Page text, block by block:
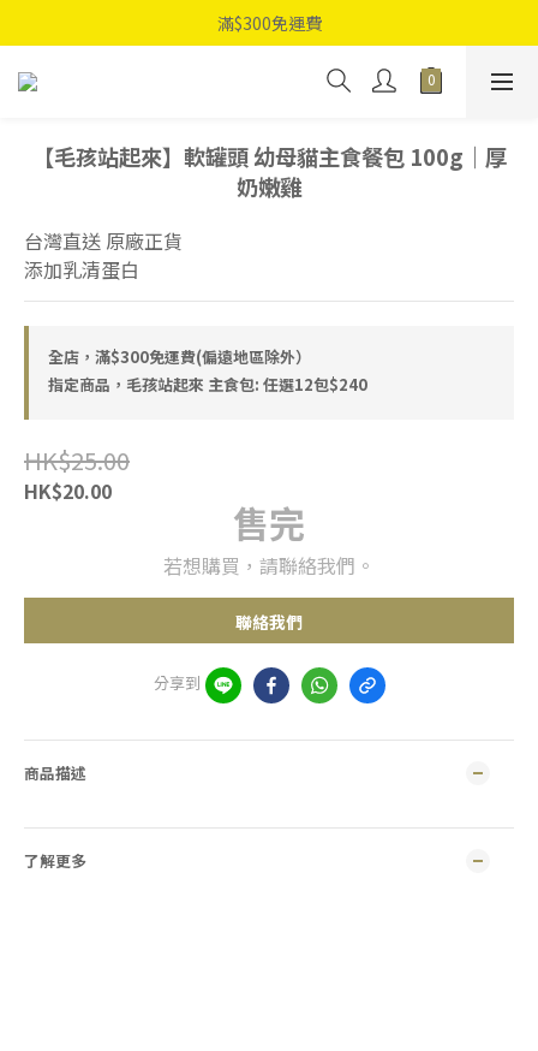
滿$300免運費
【毛孩站起來】軟罐頭 幼母貓主食餐包 100g｜厚
奶嫩雞
台灣直送 原廠正貨
添加乳清蛋白
全店，滿$300免運費(偏遠地區除外）
指定商品，毛孩站起來 主食包: 任選12包$240
HK$25.00
HK$20.00
售完
若想購買，請聯絡我們。
聯絡我們
分享到
商品描述
了解更多